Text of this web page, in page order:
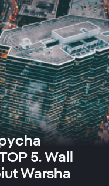
5. Wall
Warsha